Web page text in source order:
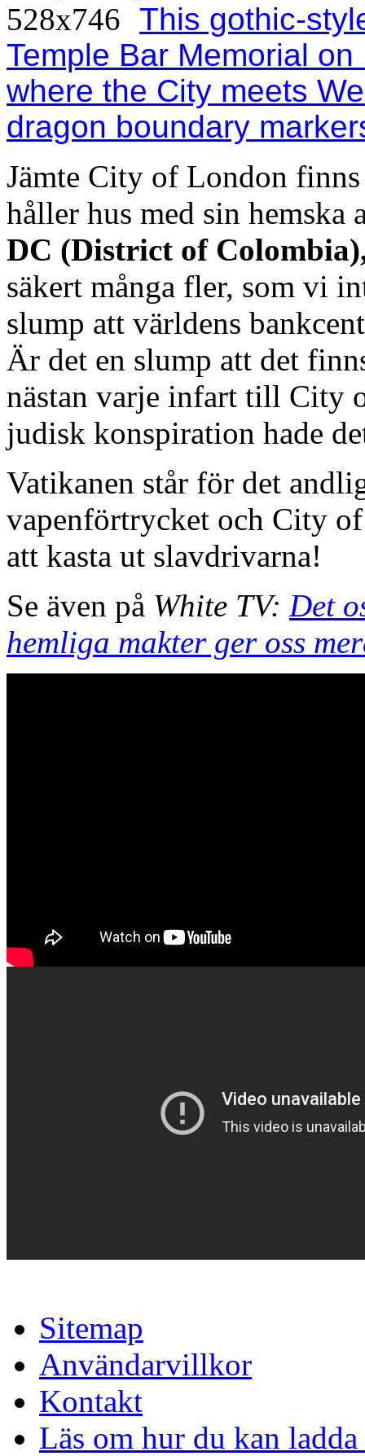
This gothic-
Temple Bar Memorial
where the City meets
dragon boundary
Jämte City of London
håller hus med sin
DC (District of
säkert många fler, som vi
slump att världens
Är det en slump att det
nästan varje infart till City
judisk konspiration hade
Vatikanen står för det
vapenförtrycket och City
att kasta ut slavdrivarna!
Se även på White TV: Det
hemliga makter ger oss
Sitemap
Användarvillkor
Kontakt
Läs om hur du kan